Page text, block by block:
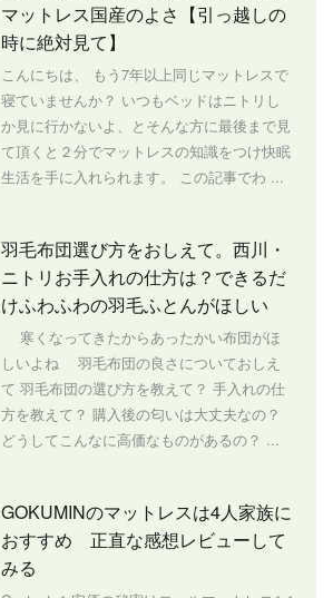
マットレス国産のよさ【引っ越しの
時に絶対見て】
こんにちは、 もう7年以上同じマットレスで
寝ていませんか？ いつもベッドはニトリし
か見に行かないよ、とそんな方に最後まで見
て頂くと２分でマットレスの知識をつけ快眠
生活を手に入れられます。 この記事でわ ...
羽毛布団選び方をおしえて。西川・
ニトリお手入れの仕方は？できるだ
けふわふわの羽毛ふとんがほしい
寒くなってきたからあったかい布団がほ
しいよね 羽毛布団の良さについておしえ
て 羽毛布団の選び方を教えて？ 手入れの仕
方を教えて？ 購入後の匂いは大丈夫なの？
どうしてこんなに高価なものがあるの？ ...
GOKUMINのマットレスは4人家族に
おすすめ 正直な感想レビューして
みる